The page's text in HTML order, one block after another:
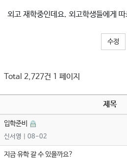
외고 재학중인데요. 외고학생들에게
수정
Total 2,727건 1 페이지
제목
입학준비
신서영 | 08-02
지금 유학 갈 수 있을까요?